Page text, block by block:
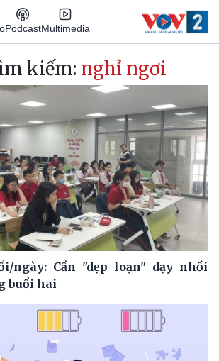
PodcastMultimedia
kiếm: nghỉ ngơi
ngày: Cần "dẹp loạn" dạy nhồi
buổi hai